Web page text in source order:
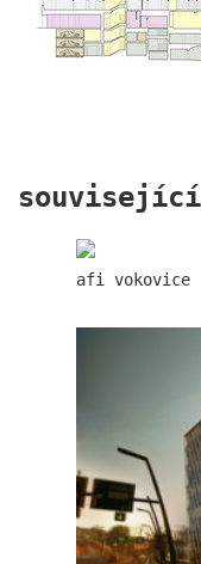
jindřišská 16
afi vokovice